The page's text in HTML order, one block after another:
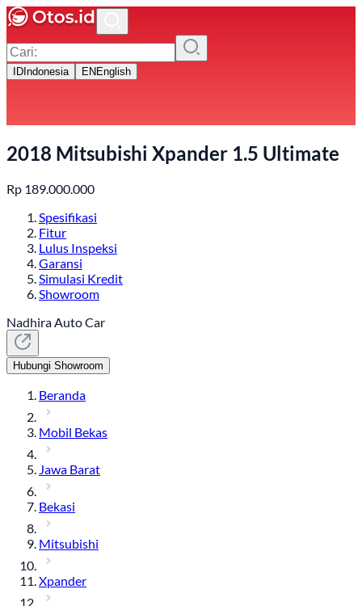
ID Indonesia EN English
2018 Mitsubishi Xpander 1.5 Ultimate
Rp 189.000.000
Spesifikasi
Fitur
Lulus Inspeksi
Garansi
Simulasi Kredit
Showroom
Nadhira Auto Car
Hubungi Showroom
Beranda
Mobil Bekas
Jawa Barat
Bekasi
Mitsubishi
Xpander